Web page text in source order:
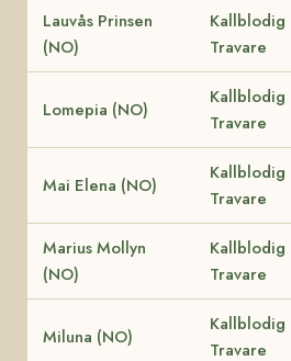
Lauvås Prinsen
(NO)
Kallblodig
Travare
Lomepia (NO)
Kallblodig
Travare
Mai Elena (NO)
Kallblodig
Travare
Marius Mollyn
(NO)
Kallblodig
Travare
Miluna (NO)
Kallblodig
Travare